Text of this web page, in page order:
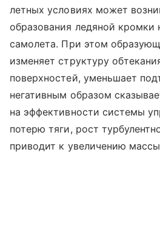
летных условиях может
образования ледяной кромки
самолета. При этом
изменяет структуру
поверхностей, уменьшает
негативным образом
на эффективности системы
потерю тяги, рост
приводит к увеличению